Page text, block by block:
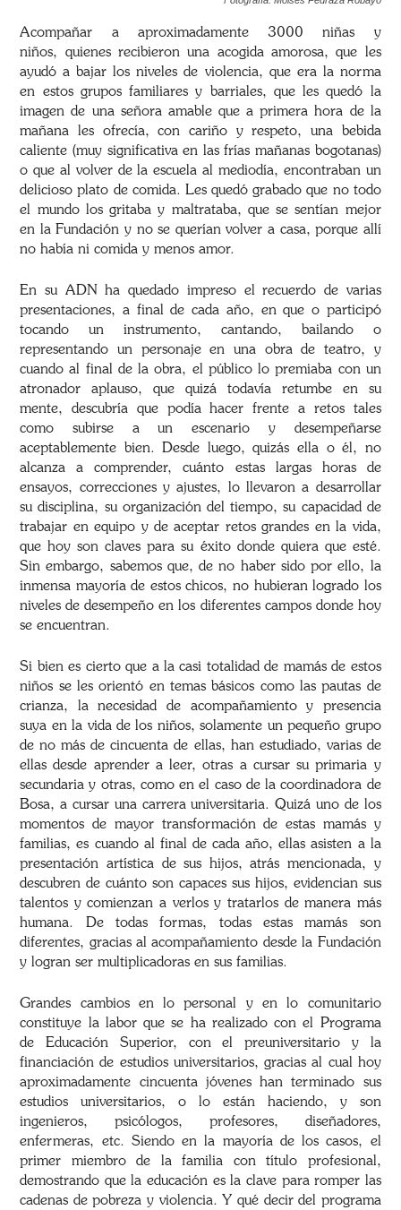
Acompañar a aproximadamente 3000 niñas y
niños, quienes recibieron una acogida amorosa, que les
ayudó a bajar los niveles de violencia, que era la norma
en estos grupos familiares y barriales, que les quedó la
imagen de una señora amable que a primera hora de la
mañana les ofrecía, con cariño y respeto, una bebida
caliente (muy significativa en las frías mañanas bogotanas)
o que al volver de la escuela al mediodía, encontraban un
delicioso plato de comida. Les quedó grabado que no todo
el mundo los gritaba y maltrataba, que se sentían mejor
en la Fundación y no se querían volver a casa, porque allí
no había ni comida y menos amor.
En su ADN ha quedado impreso el recuerdo de varias
presentaciones, a final de cada año, en que o participó
tocando un instrumento, cantando, bailando o
representando un personaje en una obra de teatro, y
cuando al final de la obra, el público lo premiaba con un
atronador aplauso, que quizá todavía retumbe en su
mente, descubría que podía hacer frente a retos tales
como subirse a un escenario y desempeñarse
aceptablemente bien. Desde luego, quizás ella o él, no
alcanza a comprender, cuánto estas largas horas de
ensayos, correcciones y ajustes, lo llevaron a desarrollar
su disciplina, su organización del tiempo, su capacidad de
trabajar en equipo y de aceptar retos grandes en la vida,
que hoy son claves para su éxito donde quiera que esté.
Sin embargo, sabemos que, de no haber sido por ello, la
inmensa mayoría de estos chicos, no hubieran logrado los
niveles de desempeño en los diferentes campos donde hoy
se encuentran.
Si bien es cierto que a la casi totalidad de mamás de estos
niños se les orientó en temas básicos como las pautas de
crianza, la necesidad de acompañamiento y presencia
suya en la vida de los niños, solamente un pequeño grupo
de no más de cincuenta de ellas, han estudiado, varias de
ellas desde aprender a leer, otras a cursar su primaria y
secundaria y otras, como en el caso de la coordinadora de
Bosa, a cursar una carrera universitaria. Quizá uno de los
momentos de mayor transformación de estas mamás y
familias, es cuando al final de cada año, ellas asisten a la
presentación artística de sus hijos, atrás mencionada, y
descubren de cuánto son capaces sus hijos, evidencian sus
talentos y comienzan a verlos y tratarlos de manera más
humana. De todas formas, todas estas mamás son
diferentes, gracias al acompañamiento desde la Fundación
y logran ser multiplicadoras en sus familias.
Grandes cambios en lo personal y en lo comunitario
constituye la labor que se ha realizado con el Programa
de Educación Superior, con el preuniversitario y la
financiación de estudios universitarios, gracias al cual hoy
aproximadamente cincuenta jóvenes han terminado sus
estudios universitarios, o lo están haciendo, y son
ingenieros, psicólogos, profesores, diseñadores,
enfermeras, etc. Siendo en la mayoría de los casos, el
primer miembro de la familia con título profesional,
demostrando que la educación es la clave para romper las
cadenas de pobreza y violencia. Y qué decir del programa